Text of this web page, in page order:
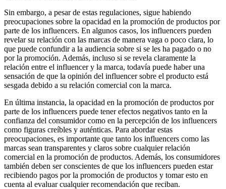
Sin embargo, a pesar de estas regulaciones, sigue habiendo
preocupaciones sobre la opacidad en la promoción de productos por
parte de los influencers. En algunos casos, los influencers pueden
revelar su relación con las marcas de manera vaga o poco clara, lo
que puede confundir a la audiencia sobre si se les ha pagado o no
por la promoción. Además, incluso si se revela claramente la
relación entre el influencer y la marca, todavía puede haber una
sensación de que la opinión del influencer sobre el producto está
sesgada debido a su relación comercial con la marca.
En última instancia, la opacidad en la promoción de productos por
parte de los influencers puede tener efectos negativos tanto en la
confianza del consumidor como en la percepción de los influencers
como figuras creíbles y auténticas. Para abordar estas
preocupaciones, es importante que tanto los influencers como las
marcas sean transparentes y claros sobre cualquier relación
comercial en la promoción de productos. Además, los consumidores
también deben ser conscientes de que los influencers pueden estar
recibiendo pagos por la promoción de productos y tomar esto en
cuenta al evaluar cualquier recomendación que reciban.